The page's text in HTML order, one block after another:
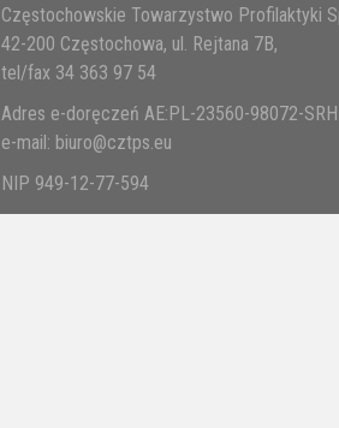
Częstochowskie Towarzystwo Profilaktyki
42-200 Częstochowa, ul. Rejtana 7B,
tel/fax 34 363 97 54
Adres e-doręczeń AE:PL-23560-98072-
e-mail: biuro@cztps.eu
NIP 949-12-77-594